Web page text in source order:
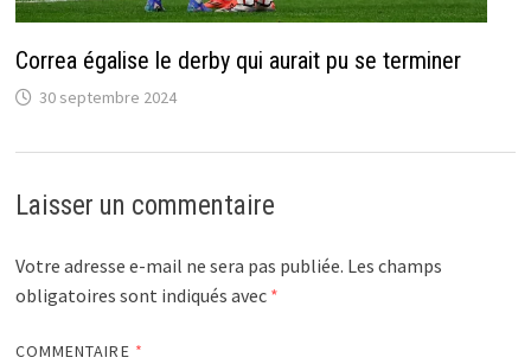
Correa égalise le derby qui aurait pu se terminer
30 septembre 2024
Laisser un commentaire
Votre adresse e-mail ne sera pas publiée. Les champs
obligatoires sont indiqués avec *
COMMENTAIRE *